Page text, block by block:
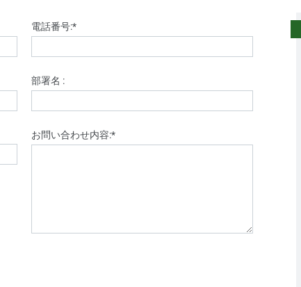
電話番号:*
部署名 :
お問い合わせ内容:*